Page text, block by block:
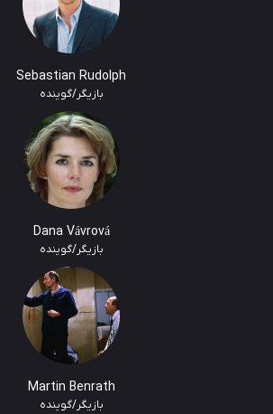
Sebastian Rudolph
بازیگر/گوینده
Dana Vávrová
بازیگر/گوینده
Martin Benrath
بازیگر/گوینده